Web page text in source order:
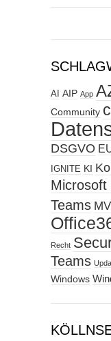
AI AIP App
Community
DSGVO
IGNITE KI
Microsoft
Teams
Recht
Teams
Windows